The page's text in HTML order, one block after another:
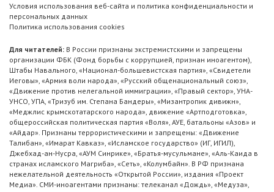
Условия использования веб-сайта и политика конфиденциальности и
персональных данных
Политика использования cookies
Для читателей: В России признаны экстремистскими и запрещены
организации ФБК (Фонд борьбы с коррупцией, признан иноагентом),
Штабы Навального, «Национал-большевистская партия», «Свидетели
Иеговы», «Армия воли народа», «Русский общенациональный союз»,
«Движение против нелегальной иммиграции», «Правый сектор», УНА-
УНСО, УПА, «Тризуб им. Степана Бандеры», «Мизантропик дивижн»,
«Меджлис крымскотатарского народа», движение «Артподготовка»,
общероссийская политическая партия «Воля», АУЕ, батальоны «Азов» и
«Айдар». Признаны террористическими и запрещены: «Движение
Талибан», «Имарат Кавказ», «Исламское государство» (ИГ, ИГИЛ),
Джебхад-ан-Нусра, «АУМ Синрике», «Братья-мусульмане», «Аль-Каида в
странах исламского Магриба», «Сеть», «Колумбайн». В РФ признана
нежелательной деятельность «Открытой России», издания «Проект
Медиа». СМИ-иноагентами признаны: телеканал «Дождь», «Медуза»,